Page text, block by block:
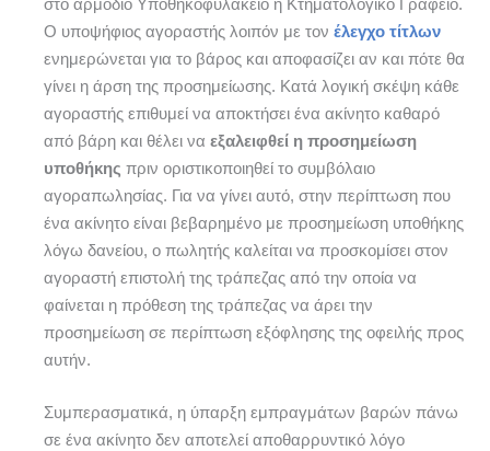
στο αρμόδιο Υποθηκοφυλακείο ή Κτηματολογικό Γραφείο.
Ο υποψήφιος αγοραστής λοιπόν με τον έλεγχο τίτλων
ενημερώνεται για το βάρος και αποφασίζει αν και πότε θα
γίνει η άρση της προσημείωσης. Κατά λογική σκέψη κάθε
αγοραστής επιθυμεί να αποκτήσει ένα ακίνητο καθαρό
από βάρη και θέλει να εξαλειφθεί η προσημείωση
υποθήκης πριν οριστικοποιηθεί το συμβόλαιο
αγοραπωλησίας. Για να γίνει αυτό, στην περίπτωση που
ένα ακίνητο είναι βεβαρημένο με προσημείωση υποθήκης
λόγω δανείου, ο πωλητής καλείται να προσκομίσει στον
αγοραστή επιστολή της τράπεζας από την οποία να
φαίνεται η πρόθεση της τράπεζας να άρει την
προσημείωση σε περίπτωση εξόφλησης της οφειλής προς
αυτήν.
Συμπερασματικά, η ύπαρξη εμπραγμάτων βαρών πάνω
σε ένα ακίνητο δεν αποτελεί αποθαρρυντικό λόγο